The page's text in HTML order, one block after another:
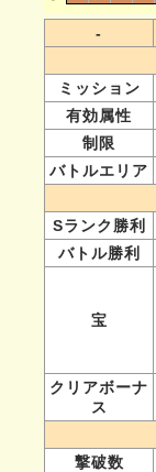
-
ミッション
有効属性
制限
バトルエリア
Sランク勝利
バトル勝利
宝
クリアボーナ
ス
撃破数